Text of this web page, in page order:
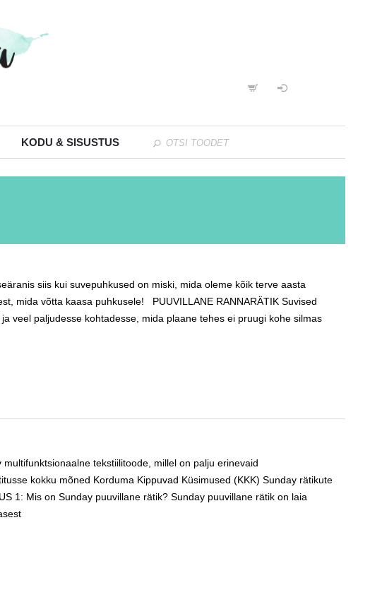
KODU & SISUSTUS
siis kui suvepuhkused on miski, mida oleme kõik terve aasta
mida võtta kaasa puhkusele! PUUVILLANE RANNARÄTIK Suvised
veel paljudesse kohtadesse, mida plaane tehes ei pruugi kohe silmas
tekstiilitoode, millel on palju erinevaid
kokku mõned Korduma Kippuvad Küsimused (KKK) Sunday rätikute
1: Mis on Sunday puuvillane rätik? Sunday puuvillane rätik on laia